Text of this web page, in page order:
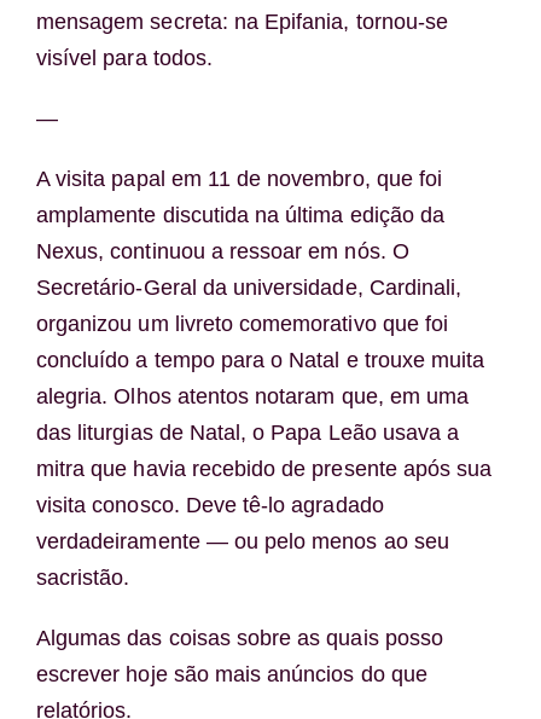
mensagem secreta: na Epifania, tornou-se
visível para todos.
—
A visita papal em 11 de novembro, que foi
amplamente discutida na última edição da
Nexus, continuou a ressoar em nós. O
Secretário-Geral da universidade, Cardinali,
organizou um livreto comemorativo que foi
concluído a tempo para o Natal e trouxe muita
alegria. Olhos atentos notaram que, em uma
das liturgias de Natal, o Papa Leão usava a
mitra que havia recebido de presente após sua
visita conosco. Deve tê-lo agradado
verdadeiramente — ou pelo menos ao seu
sacristão.
Algumas das coisas sobre as quais posso
escrever hoje são mais anúncios do que
relatórios.